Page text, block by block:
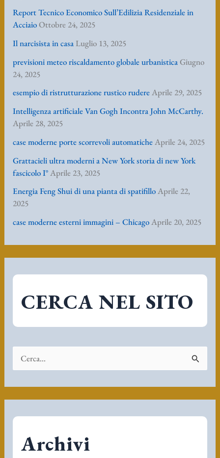
Report Tecnico Economico Sull’Edilizia Residenziale in
AcciaioOttobre 24, 2025
Il narcisista in casa Luglio 13, 2025
previsioni meteo riscaldamento globale urbanisticaGiugno
24, 2025
esempio di ristrutturazione rustico rudereAprile 29, 2025
Intelligenza artificiale Van Gogh Incontra John McCarthy.
Aprile 28, 2025
case moderne porte scorrevoli automaticheAprile 24, 2025
Grattacieli ultra moderni a New York storia di new York
fascicolo I°Aprile 23, 2025
Energia Feng Shui di una pianta di spatifilloAprile 22,
2025
case moderne esterni immagini – ChicagoAprile 20, 2025
CERCA NEL SITO
e
r
a
Archivi